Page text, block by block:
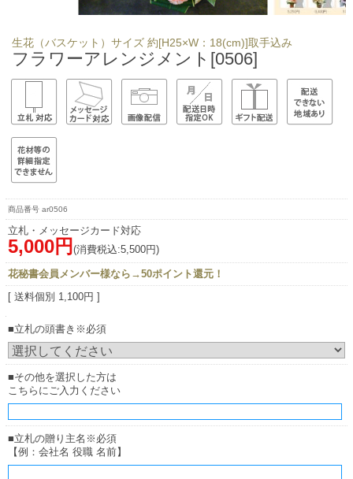
生花（バスケット）サイズ 約[H25×W：18(cm)]取手込み
フラワーアレンジメント[0506]
ar0506
立札・メッセージカード対応
5,000円 (消費税込:5,500円)
花秘書会員メンバー様なら→50ポイント還元！
[ 送料個別 1,100円 ]
■立札の頭書き※必須
■その他を選択した方は
こちらにご入力ください
■立札の贈り主名※必須
【例：会社名 役職 名前】